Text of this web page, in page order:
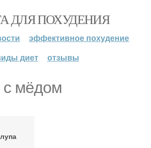
ДЛЯ ПОХУДЕНИЯ
эффективное похудение
диет
отзывы
с мёдом